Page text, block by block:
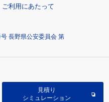
ご利用にあたって
長野県公安委員会 第
見積り
シミュレーション